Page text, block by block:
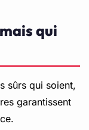
qui
sûrs qui soient,
garantissent